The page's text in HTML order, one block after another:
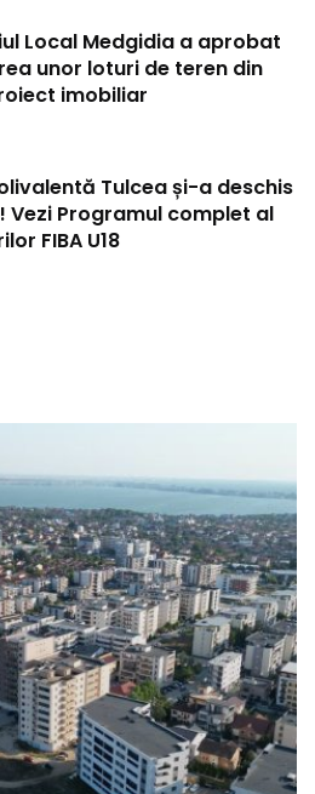
Local Medgidia a aprobat
unor loturi de teren din
imobiliar
Tulcea și-a deschis
Vezi Programul complet al
FIBA U18